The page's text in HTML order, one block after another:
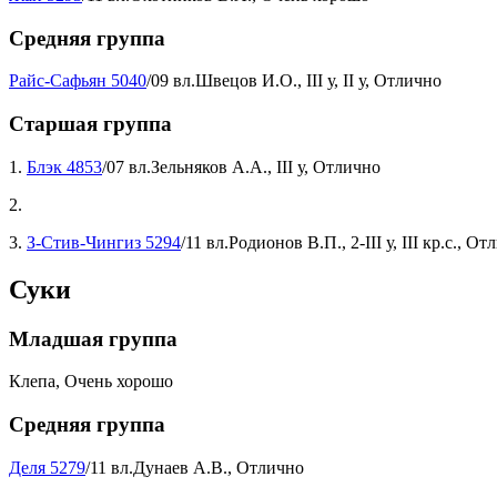
Средняя группа
Райс-Сафьян 5040/09 вл.Швецов И.О., III у, II у, Отлично
Старшая группа
1. Блэк 4853/07 вл.Зельняков А.А., III у, Отлично
2.
3. З-Стив-Чингиз 5294/11 вл.Родионов В.П., 2-III у, III кр.с.,
Суки
Младшая группа
Клепа, Очень хорошо
Средняя группа
Деля 5279/11 вл.Дунаев А.В., Отлично